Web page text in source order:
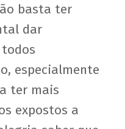
basta ter
dar
especialmente
ter mais
expostos a